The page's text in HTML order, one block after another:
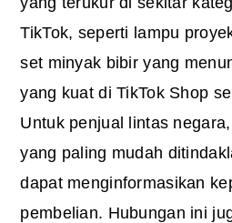
TikTok, seperti lampu
set minyak bibir yang
yang kuat di TikTok Shop
Untuk penjual lintas
yang paling mudah
dapat menginformasikan
pembelian. Hubungan ini